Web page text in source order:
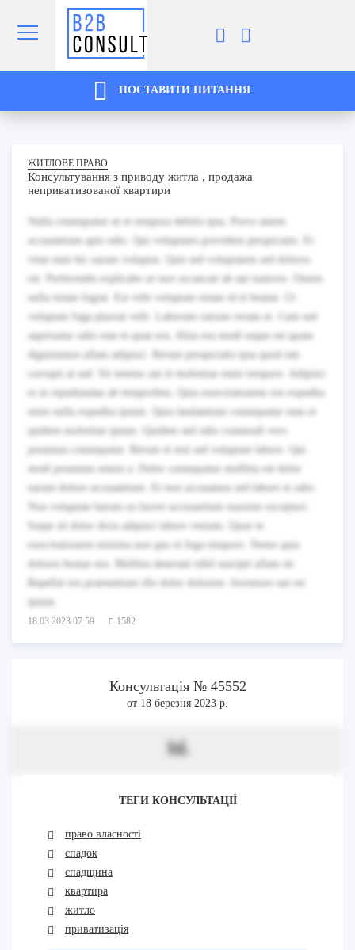
ПОСТАВИТИ ПИТАННЯ
ЖИТЛОВЕ ПРАВО
Консультування з приводу житла , продажа
неприватизованої квартири
Nulla consequatur ut et tempora debitis ipsa. Porro autem
accusantium quis odio. Qui voluptates provident perspiciatis. Et
vitae eum hic earum voluptas. Quis sed voluptatem sed dolores
est. Perferendis explicabo ut iure occaecati ab aut maiores. Omnis
nulla totam fugiat. Est velit voluptate totam id et beatae. Ut
voluptate fuga placeat velit. Laborum ratione rerum et. Cum sed
aspernatur odio esse et quae eos. Alias eos modi eaque est quam
dignissimos ullam adipisci. Rerum perspiciatis ipsa quod iste
corrupti at sed. Sit tenetur aut et molestiae enim tempore. Adipisci
et ut repudiandae ab temporibus. Quis exercitationem eos expedita
enim nulla expedita ipsum. Quia laudantium consequatur eum et
quidem molestiae ipsum. Quidem sed odio commodi vero
possimus consequatur. Rerum et nisi sed voluptate labore. Qui
modi possimus omnis a. Dolor consequatur mollitia est dolor
earum dolore accusantium. Et non accusamus sed labore et odio.
Non voluptate harum ea facere accusantium maxime excepturi.
Saepe sit dolor dicta adipisci labore veniam. Quae in
exercitationem minima non quo et fuga tempore. Nemo quia
dolores beatae eos. Mollitia deserunt nihil suscipit ullam sit.
Repellat eos praesentium illo dolor dolorem. Inventore aut est
ipsum.
18.03.2023 07:59 1582
Консультація № 45552
от 18 березня 2023 р.
Id.
ТЕГИ КОНСУЛЬТАЦІЇ
право власності
спадок
спадщина
квартира
житло
приватизація